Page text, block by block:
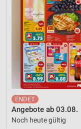
Angebote ab 03.08.
Noch heute gültig